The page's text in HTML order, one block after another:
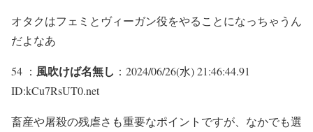
オタクはフェミとヴィーガン役をやることになっちゃうん
だよなあ
54 ： 風吹けば名無し ：2024/06/26(水) 21:46:44.91
ID:kCu7RsUT0.net
畜産や屠殺の残虐さも重要なポイントですが、なかでも選